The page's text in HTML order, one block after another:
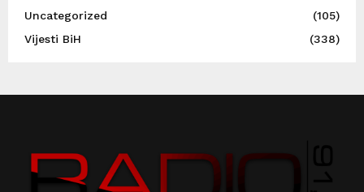
Uncategorized
(105)
Vijesti BiH
(338)